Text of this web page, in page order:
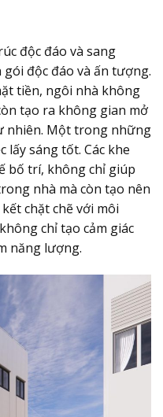
độc đáo và sang
độc đáo và ấn tượng.
tiền, ngôi nhà không
tạo ra không gian mở
nhiên. Một trong những
lấy sáng tốt. Các khe
bố trí, không chỉ giúp
nhà mà còn tạo nên
chặt chẽ với môi
chỉ tạo cảm giác
năng lượng.